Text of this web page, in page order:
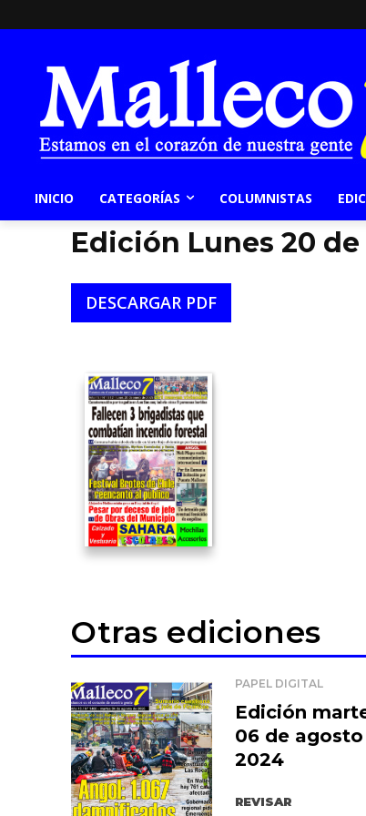
INICIO CATEGORÍAS COLUMNISTAS
Edición Lunes 20
DESCARGAR PDF
Otras ediciones
PAPEL DIGITAL
Edición
06 de
2024
REVISAR